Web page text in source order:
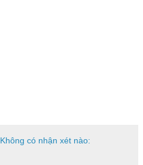
Không có nhận xét nào: